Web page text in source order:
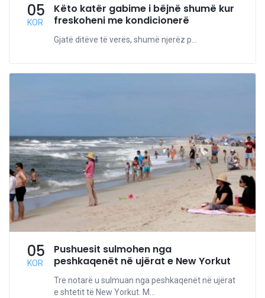
05
KOR
Këto katër gabime i bëjnë shumë kur
freskoheni me kondicionerë
Gjatë ditëve të verës, shumë njerëz p...
05
KOR
Pushuesit sulmohen nga
peshkaqenët në ujërat e New Yorkut
Tre notarë u sulmuan nga peshkaqenët në ujërat
e shtetit të New Yorkut. M...